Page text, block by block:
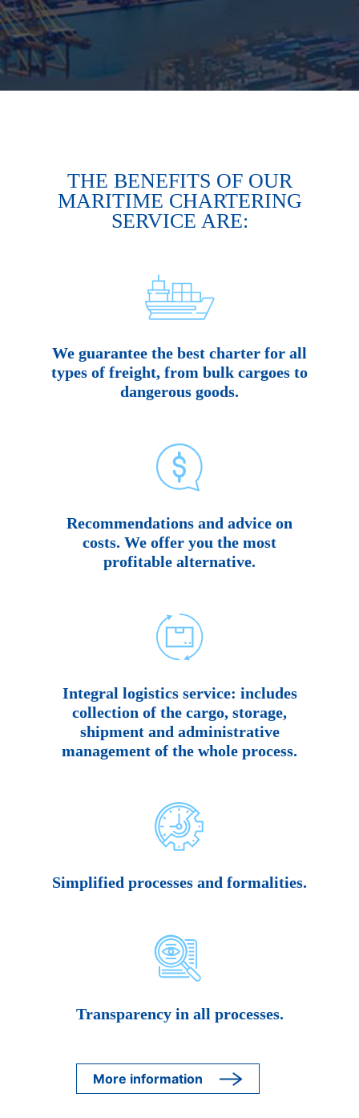
THE BENEFITS OF OUR
MARITIME CHARTERING
SERVICE ARE:
We guarantee the best charter for all
types of freight, from bulk cargoes to
dangerous goods.
Recommendations and advice on
costs. We offer you the most
profitable alternative.
Integral logistics service: includes
collection of the cargo, storage,
shipment and administrative
management of the whole process.
Simplified processes and formalities.
Transparency in all processes.
More information